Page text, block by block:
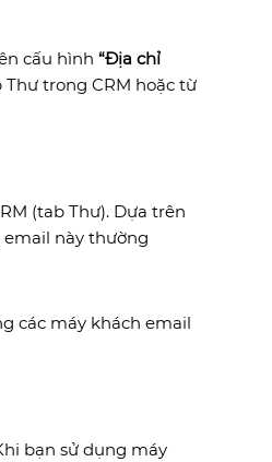
cấu hình“Địa chỉ
trong CRM hoặc từ
(tab Thư). Dựa trên
email này thường
các máy khách email
bạn sử dụng máy